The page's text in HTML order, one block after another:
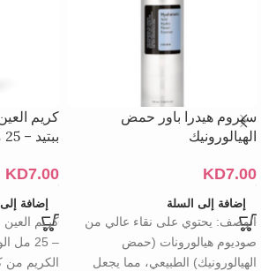
سيروم هيدرا باور حمض
الهيالورونيك
KD7.00
إضافة إلى السلة
الوصف: يحتوي على نقاء عالي من
صوديوم هيالورونات (حمض
الهيالورونيك) الطبيعي، مما يجعل
كريم
ببتيد – 25 مل
KD7.00
إضافة
كريم العين
– 25
الكريم من